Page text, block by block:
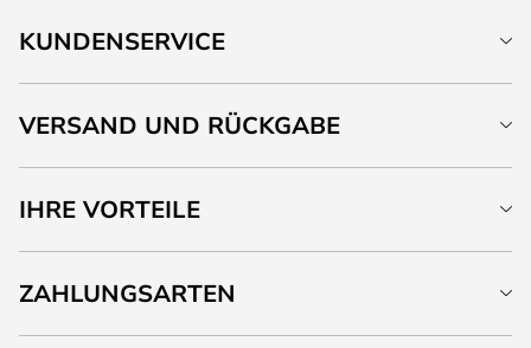
KUNDENSERVICE
VERSAND UND RÜCKGABE
IHRE VORTEILE
ZAHLUNGSARTEN